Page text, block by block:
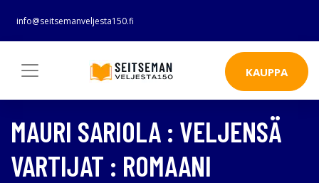
info@seitsemanveljesta150.fi
KAUPPA
MAURI SARIOLA : VELJENSÄ
VARTIJAT : ROMAANI